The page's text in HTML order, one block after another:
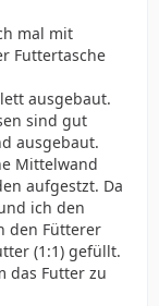
mal mit
Futtertasche
ausgebaut.
sind gut
ausgebaut.
Mittelwand
aufgestzt. Da
ich den
den Fütterer
(1:1) gefüllt.
das Futter zu